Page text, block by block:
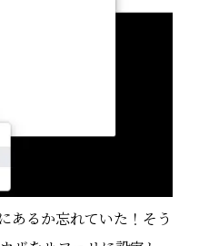
あるか忘れていた！そう